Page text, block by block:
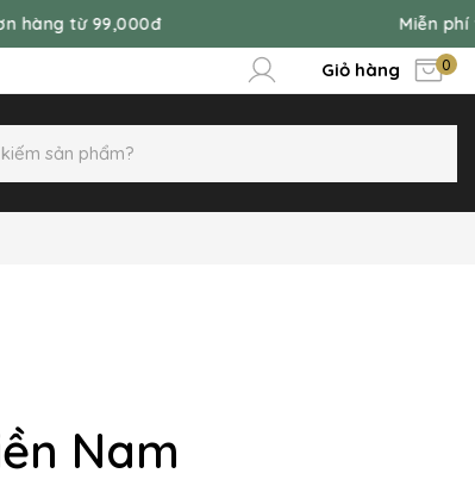
Miễn phí vận chuyển
Giỏ hàng 0
Nam